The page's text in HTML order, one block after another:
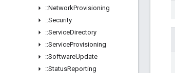
::NetworkProvisioning
::Security
::ServiceDirectory
::ServiceProvisioning
::SoftwareUpdate
::StatusReporting